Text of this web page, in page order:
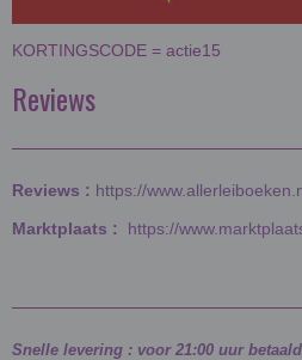
KORTINGSCODE = actie15
Reviews
Reviews : https://
Marktplaats : https://
Snelle levering : voor 21:00 uur